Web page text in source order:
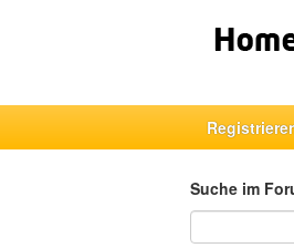
Suche im
Suche im Forum